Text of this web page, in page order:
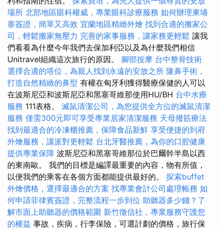
場所 北部地區眼科權威，專業眼科診療服務 如何辦理柬埔
寨簽證，簡單又高效 宜蘭地區精緻外燴 找到合適的搬家公
司，輕鬆搬家無壓力 完善的家事服務，讓家務更輕鬆 讓我
們看看為什麼今年我們去保加利亞以及為什麼我們相信
Unitravel組織這次旅行的原因。 腳部按摩 台中整骨技術
選擇合適的塔位，為親人找到永遠的安放之所 隆鼻手術，
打造自然精緻的鼻型 有權在匈牙利獲得醫療保健的人可以
在波斯尼亞和波斯尼亞和黑塞哥維那使用HU/BH 台中水療
服務 111表格。 滅鼠清潔公司，為您提供全方位的滅鼠清潔
服務 僅需300元即可享受專業居家清潔服務 天母撥筋療法
找到最適合的冷凍櫃推薦，保障食品新鮮 享受便捷的到府
外燴服務，讓派對更輕鬆 台北牙醫推薦，為你的口腔健康
提供專業保障 波斯尼亞和黑塞哥維那位於巴爾幹半島以西
的東南歐。 我們的目標是編譯最重要的內容，物有所值，
以便我們的乘客在各個方面都能提供最好的。 探索buffet
外燴價格，選擇最適合的方案 找專業會計公司處理帳務 如
何申請菲律賓簽證，完整流程一步到位 助聽器多少錢？了
解市面上助聽器的價格範圍 新竹徵信社，專業服務守護您
的權益 事故，疾病，行李保險，可選計劃的價格，旅行保